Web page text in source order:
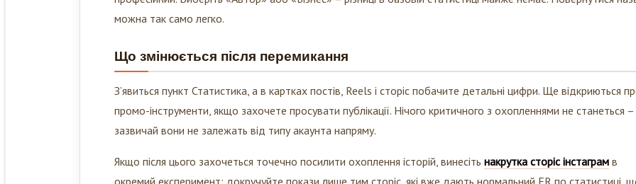
Що змінюється після перемикання
З’явиться пункт Статистика, а в картках постів, Reels і сторіс побачите детальні цифри. Ще відкриються
промо-інструменти, якщо захочете просувати публікації. Нічого критичного з охопленнями не станеться –
зазвичай вони не залежать від типу акаунта напряму.
Якщо після цього захочеться точечно посилити охоплення історій, винесіть накрутка сторіс інстаграм
окремий експеримент: докручуйте покази лише тим сторіс, які вже дають нормальний ER по статистиці,